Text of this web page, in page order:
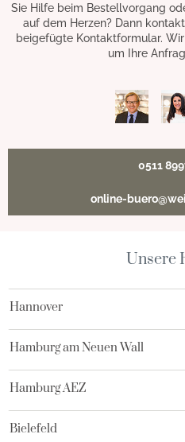
Sie Hilfe beim Bestellvorgang
auf dem Herzen? Dann
beigefügte Kontaktformular.
um Ihre
0511
online-
Unsere
Hannover
Hamburg am Neuen Wall
Hamburg AEZ
Bielefeld